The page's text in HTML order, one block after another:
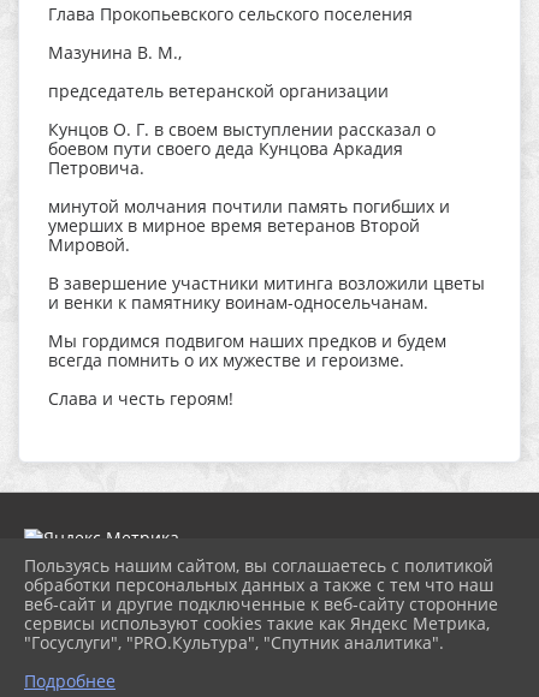
Глава Прокопьевского сельского поселения
Мазунина В. М.,
председатель ветеранской организации
Кунцов О. Г. в своем выступлении рассказал о
боевом пути своего деда Кунцова Аркадия
Петровича.
минутой молчания почтили память погибших и
умерших в мирное время ветеранов Второй
Мировой.
В завершение участники митинга возложили цветы
и венки к памятнику воинам-односельчанам.
Мы гордимся подвигом наших предков и будем
всегда помнить о их мужестве и героизме.
Слава и честь героям!
2026 г. dk-bholunca.ru
Вход
Карта сайта
Политика обработки персональных данных
Пользуясь нашим сайтом, вы соглашаетесь с политикой
обработки персональных данных а также с тем что наш
веб-сайт и другие подключенные к веб-сайту сторонние
сервисы используют cookies такие как Яндекс Метрика,
"Госуслуги", "PRO.Культура", "Спутник аналитика".
Подробнее